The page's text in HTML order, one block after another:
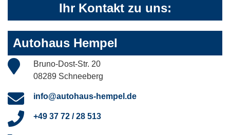
Ihr Kontakt zu uns:
Autohaus Hempel
Bruno-Dost-Str. 20
08289 Schneeberg
info@autohaus-hempel.de
+49 37 72 / 28 513